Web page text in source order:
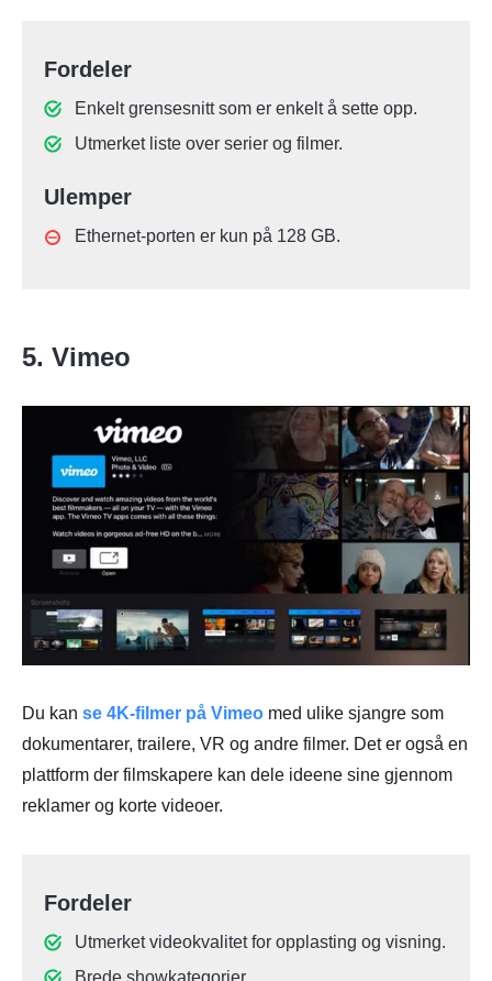
Fordeler
Enkelt grensesnitt som er enkelt å sette opp.
Utmerket liste over serier og filmer.
Ulemper
Ethernet-porten er kun på 128 GB.
5. Vimeo
Du kan se 4K-filmer på Vimeo med ulike sjangre som
dokumentarer, trailere, VR og andre filmer. Det er også en
plattform der filmskapere kan dele ideene sine gjennom
reklamer og korte videoer.
Fordeler
Utmerket videokvalitet for opplasting og visning.
Brede showkategorier.